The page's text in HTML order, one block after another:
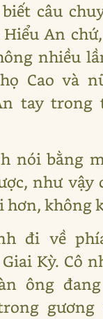
câu
An
nhiều
Cao và
tay trong
nói bằng
như vậy
hơn, không
đi về
Kỳ. Cô
ông
gương